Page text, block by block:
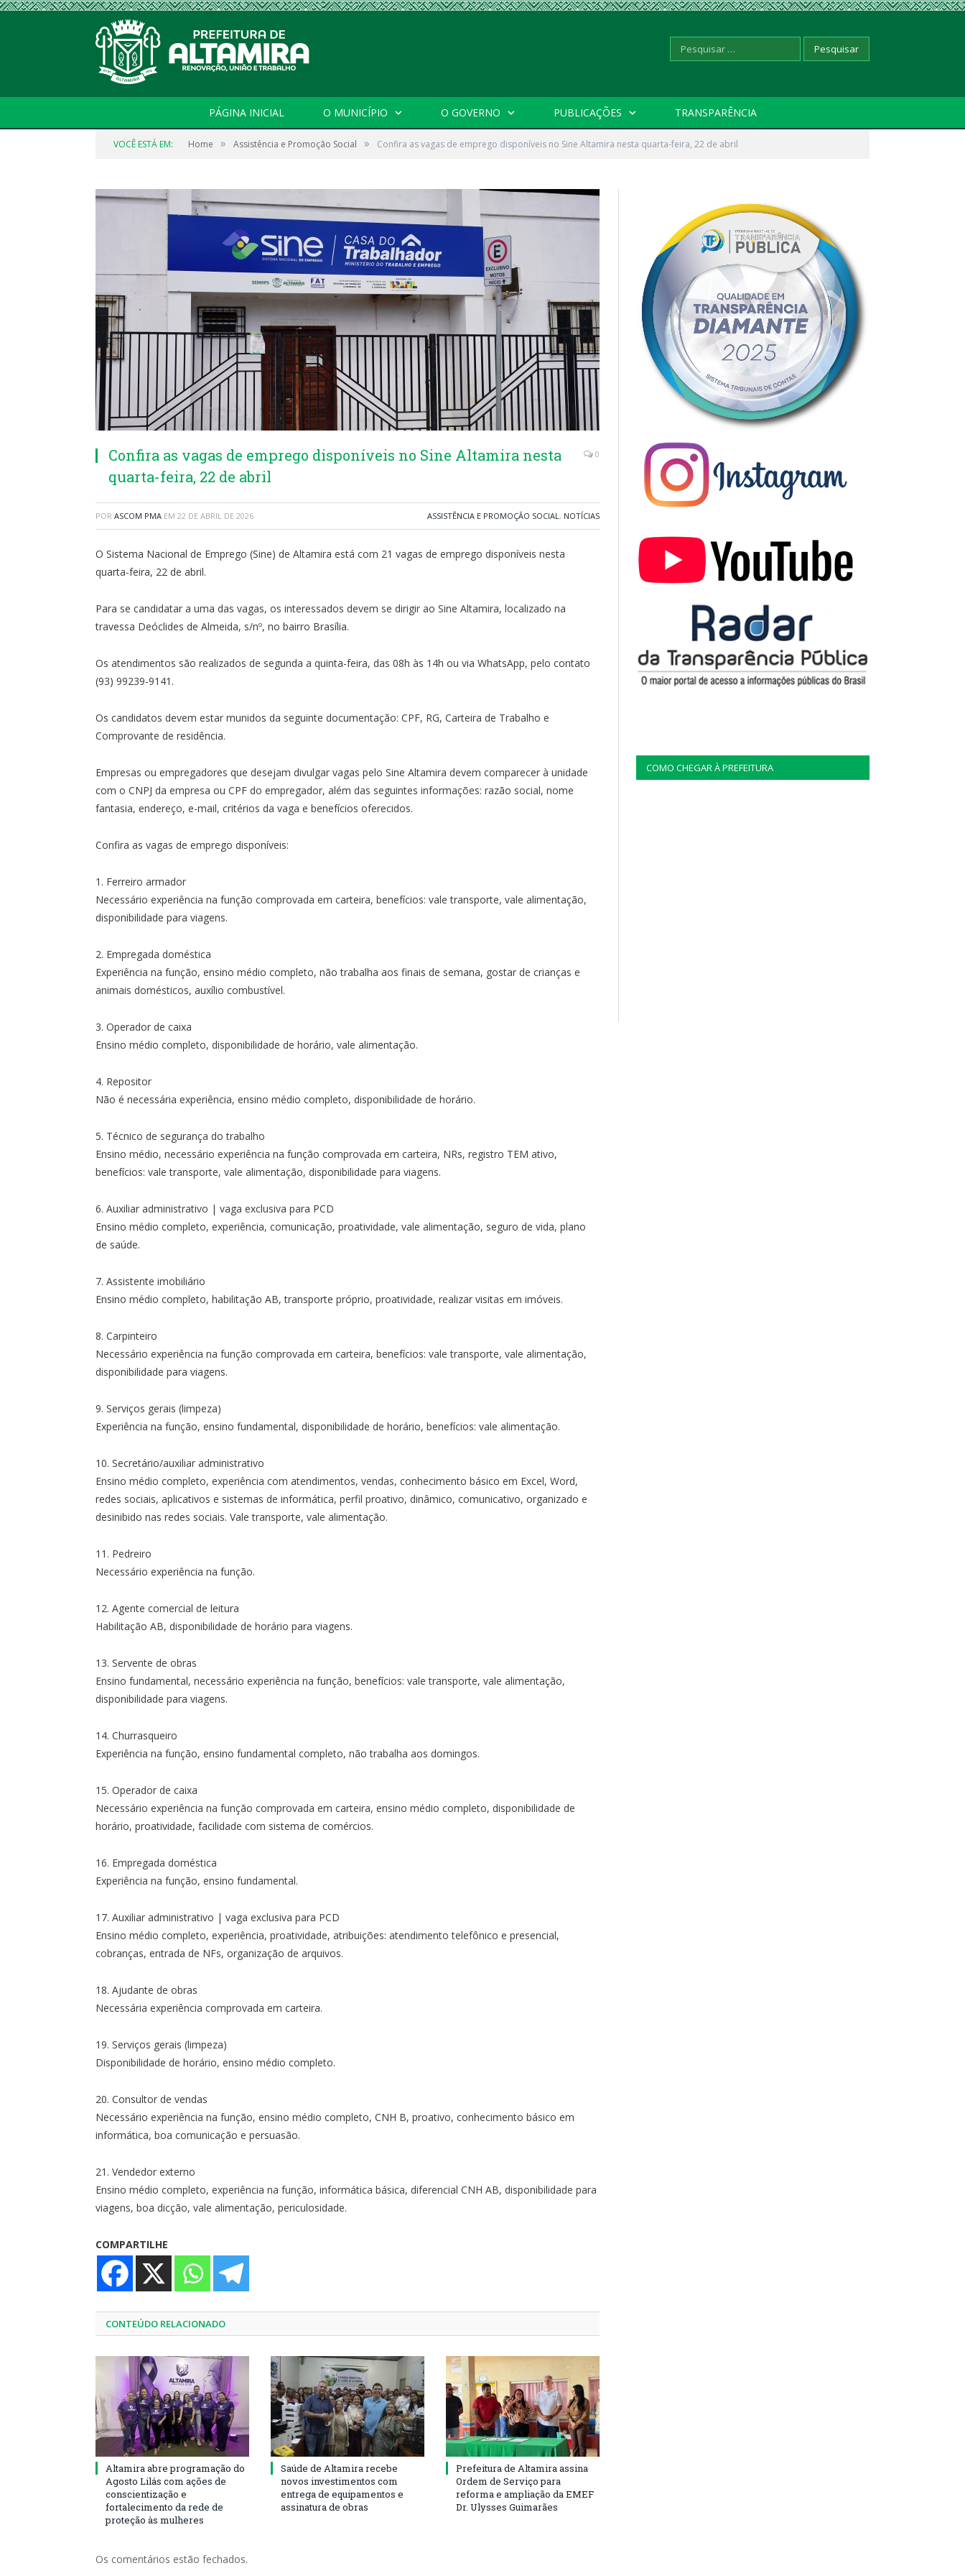
Pesquisar
por:
PÁGINA INICIAL O MUNICÍPIO O GOVERNO PUBLICAÇÕES TRANSPARÊNCIA
VOCÊ ESTÁ EM: Home » Assistência e Promoção Social » Confira as vagas de emprego disponíveis no Sine Altamira nesta quarta-feira, 22 de abril
Confira as vagas de emprego disponíveis no Sine Altamira nesta
quarta-feira, 22 de abril
0
POR ASCOM PMA EM 22 DE ABRIL DE 2026 ASSISTÊNCIA E PROMOÇÃO SOCIAL, NOTÍCIAS
O Sistema Nacional de Emprego (Sine) de Altamira está com 21 vagas de emprego disponíveis nesta
quarta-feira, 22 de abril.
Para se candidatar a uma das vagas, os interessados devem se dirigir ao Sine Altamira, localizado na
travessa Deóclides de Almeida, s/nº, no bairro Brasília.
Os atendimentos são realizados de segunda a quinta-feira, das 08h às 14h ou via WhatsApp, pelo contato
(93) 99239-9141.
Os candidatos devem estar munidos da seguinte documentação: CPF, RG, Carteira de Trabalho e
Comprovante de residência.
Empresas ou empregadores que desejam divulgar vagas pelo Sine Altamira devem comparecer à unidade
com o CNPJ da empresa ou CPF do empregador, além das seguintes informações: razão social, nome
fantasia, endereço, e-mail, critérios da vaga e benefícios oferecidos.
Confira as vagas de emprego disponíveis:
1. Ferreiro armador
Necessário experiência na função comprovada em carteira, benefícios: vale transporte, vale alimentação,
disponibilidade para viagens.
2. Empregada doméstica
Experiência na função, ensino médio completo, não trabalha aos finais de semana, gostar de crianças e
animais domésticos, auxílio combustível.
3. Operador de caixa
Ensino médio completo, disponibilidade de horário, vale alimentação.
4. Repositor
Não é necessária experiência, ensino médio completo, disponibilidade de horário.
5. Técnico de segurança do trabalho
Ensino médio, necessário experiência na função comprovada em carteira, NRs, registro TEM ativo,
benefícios: vale transporte, vale alimentação, disponibilidade para viagens.
6. Auxiliar administrativo | vaga exclusiva para PCD
Ensino médio completo, experiência, comunicação, proatividade, vale alimentação, seguro de vida, plano
de saúde.
7. Assistente imobiliário
Ensino médio completo, habilitação AB, transporte próprio, proatividade, realizar visitas em imóveis.
8. Carpinteiro
Necessário experiência na função comprovada em carteira, benefícios: vale transporte, vale alimentação,
disponibilidade para viagens.
9. Serviços gerais (limpeza)
Experiência na função, ensino fundamental, disponibilidade de horário, benefícios: vale alimentação.
10. Secretário/auxiliar administrativo
Ensino médio completo, experiência com atendimentos, vendas, conhecimento básico em Excel, Word,
redes sociais, aplicativos e sistemas de informática, perfil proativo, dinâmico, comunicativo, organizado e
desinibido nas redes sociais. Vale transporte, vale alimentação.
11. Pedreiro
Necessário experiência na função.
12. Agente comercial de leitura
Habilitação AB, disponibilidade de horário para viagens.
13. Servente de obras
Ensino fundamental, necessário experiência na função, benefícios: vale transporte, vale alimentação,
disponibilidade para viagens.
14. Churrasqueiro
Experiência na função, ensino fundamental completo, não trabalha aos domingos.
15. Operador de caixa
Necessário experiência na função comprovada em carteira, ensino médio completo, disponibilidade de
horário, proatividade, facilidade com sistema de comércios.
16. Empregada doméstica
Experiência na função, ensino fundamental.
17. Auxiliar administrativo | vaga exclusiva para PCD
Ensino médio completo, experiência, proatividade, atribuições: atendimento telefônico e presencial,
cobranças, entrada de NFs, organização de arquivos.
18. Ajudante de obras
Necessária experiência comprovada em carteira.
19. Serviços gerais (limpeza)
Disponibilidade de horário, ensino médio completo.
20. Consultor de vendas
Necessário experiência na função, ensino médio completo, CNH B, proativo, conhecimento básico em
informática, boa comunicação e persuasão.
21. Vendedor externo
Ensino médio completo, experiência na função, informática básica, diferencial CNH AB, disponibilidade para
viagens, boa dicção, vale alimentação, periculosidade.
COMPARTILHE
CONTEÚDO RELACIONADO
Altamira abre programação do
Agosto Lilás com ações de
conscientização e
fortalecimento da rede de
proteção às mulheres
Saúde de Altamira recebe
novos investimentos com
entrega de equipamentos e
assinatura de obras
Prefeitura de Altamira assina
Ordem de Serviço para
reforma e ampliação da EMEF
Dr. Ulysses Guimarães
Os comentários estão fechados.
COMO CHEGAR À PREFEITURA